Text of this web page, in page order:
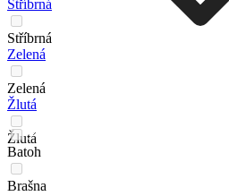
Stříbrná
Stříbrná
Zelená
Zelená
Žlutá
Žlutá
Batoh
Brašna